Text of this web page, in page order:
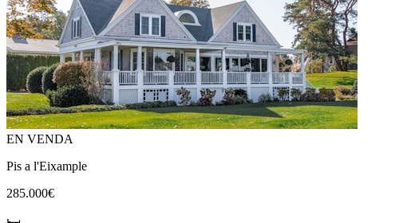
EN VENDA
Pis a l'Eixample
285.000€